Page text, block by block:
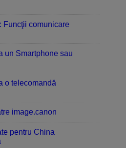
Funcţii comunicare
un Smartphone sau
o telecomandă
image.canon
pentru China